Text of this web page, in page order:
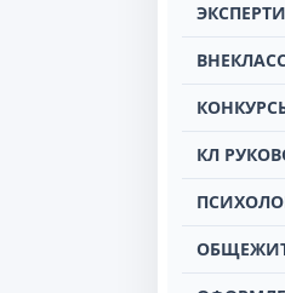
КЛ